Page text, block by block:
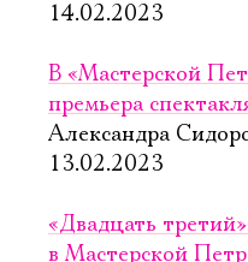
14.02.2023
В «Мастерской
премьера
Александра
13.02.2023
«Двадцать
в Мастерской